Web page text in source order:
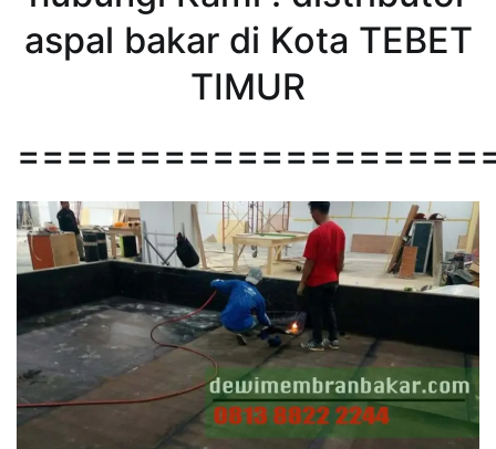
aspal bakar di Kota TEBET
TIMUR